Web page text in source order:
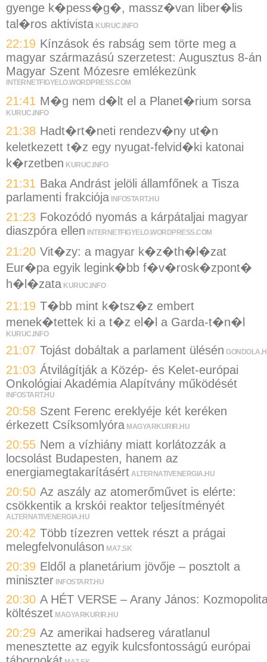
gyenge k�pess�g�, massz�van liber�lis
tal�ros aktivista KURUC.INFO
22:19 Kínzások és rabság sem törte meg a
magyar származású szerzetest: Augusztus 8-án
Magyar Szent Mózesre emlékezünk
INTERNETFIGYELO.WORDPRESS.COM
21:41 M�g nem d�lt el a Planet�rium sorsa
KURUC.INFO
21:38 Hadt�rt�neti rendezv�ny ut�n
keletkezett t�z egy nyugat-felvid�ki katonai
k�rzetben KURUC.INFO
21:31 Baka Andrást jelöli államfőnek a Tisza
parlamenti frakciója INFOSTART.HU
21:23 Fokozódó nyomás a kárpátaljai magyar
diaszpóra ellen INTERNETFIGYELO.WORDPRESS.COM
21:20 Vit�zy: a magyar k�z�th�l�zat
Eur�pa egyik legink�bb f�v�rosk�zpont�
h�l�zata KURUC.INFO
21:19 T�bb mint k�tsz�z embert
menek�tettek ki a t�z el�l a Garda-t�n�l
KURUC.INFO
21:07 Tojást dobáltak a parlament ülésén
21:03 Átvilágítják a Közép- és Kelet-európai
Onkológiai Akadémia Alapítvány működését
INFOSTART.HU
20:58 Szent Ferenc ereklyéje két keréken
érkezett Csíksomlyóra MAGYARKURIR.HU
20:55 Nem a vízhiány miatt korlátozzák a
locsolást Budapesten, hanem az
energiamegtakarításért ALTERNATIVENERGIA.HU
20:50 Az aszály az atomerőművet is elérte:
csökkentik a krskói reaktor teljesítményét
ALTERNATIVENERGIA.HU
20:42 Több tízezren vettek részt a prágai
melegfelvonuláson MA7.SK
20:39 Eldől a planetárium jövője – posztolt a
miniszter INFOSTART.HU
20:30 A HÉT VERSE – Arany János:
költészet MAGYARKURIR.HU
20:29 Az amerikai hadsereg váratlanul
menesztette az egyik kulcsfontosságú európai